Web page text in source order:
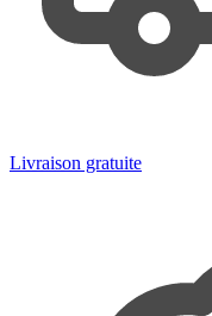
Livraison gratuite